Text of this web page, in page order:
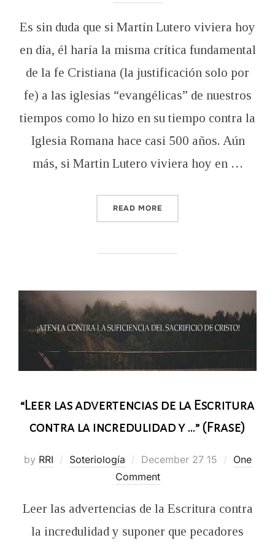
Es sin duda que si Martín Lutero viviera hoy
en día, él haría la misma crítica fundamental
de la fe Cristiana (la justificación solo por
fe) a las iglesias “evangélicas” de nuestros
tiempos como lo hizo en su tiempo contra la
Iglesia Romana hace casi 500 años. Aún
más, si Martin Lutero viviera hoy en …
READ MORE
“Leer las advertencias de la Escritura
contra la incredulidad y …” (Frase)
by RRI Soteriología
Posted
on
December 27 15
One
Comment
Leer las advertencias de la Escritura contra
la incredulidad y suponer que pecadores